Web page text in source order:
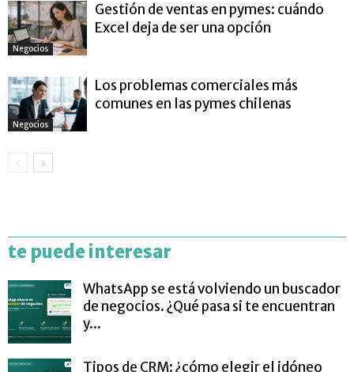
Negocios
Gestión de ventas en pymes: cuándo
Excel deja de ser una opción
Negocios
Los problemas comerciales más
comunes en las pymes chilenas
te puede interesar
WhatsApp se está volviendo un buscador
de negocios. ¿Qué pasa si te encuentran
y...
Tipos de CRM: ¿cómo elegir el idóneo